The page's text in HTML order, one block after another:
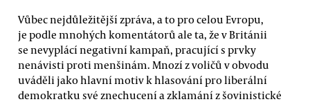
Vůbec nejdůležitější zpráva, a to pro celou Evropu,
je podle mnohých komentátorů ale ta, že v Británii
se nevyplácí negativní kampaň, pracující s prvky
nenávisti proti menšinám. Mnozí z voličů v obvodu
uváděli jako hlavní motiv k hlasování pro liberální
demokratku své znechucení a zklamání z šovinistické